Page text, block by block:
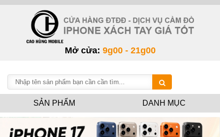
Mở cửa: 9g00 - 21g00
SẢN PHẨM DANH MỤC